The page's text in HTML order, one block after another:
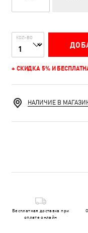
КОЛ-ВО
+ СКИДКА 5% И
НАЛИЧИЕ В
Бесплатная доставка при
оплате онлайн